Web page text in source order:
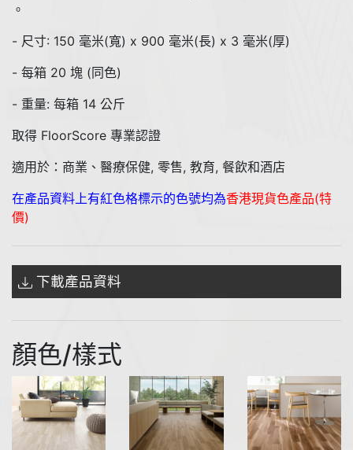
。
- 尺寸: 150 毫米(寬) x 900 毫米(長) x 3 毫米(厚)
- 每箱 20 塊 (同色)
- 重量: 每箱 14 公斤
取得 FloorScore 專業認證
適用於：商業、醫療保健, 零售, 教育, 餐飲和酒店
在產品資料上有紅色格標示的色號均為香港現貨色產品(特
價)
下載產品資料
顏色/樣式